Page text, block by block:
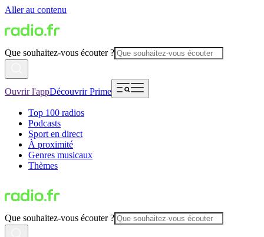
Aller au contenu
Que souhaitez-vous écouter ?
Ouvrir l'appDécouvrir Prime
Top 100 radios
Podcasts
Sport en direct
À proximité
Genres musicaux
Thèmes
Que souhaitez-vous écouter ?